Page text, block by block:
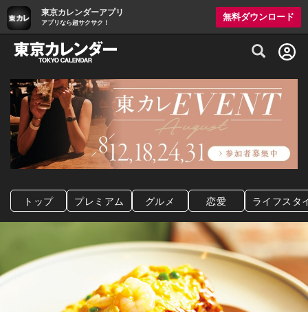
東京カレンダーアプリ
アプリなら超サクサク！
無料ダウンロード
グルメ情報・プレミアムレストラン予約
トップ プレミアム グルメ 恋愛 ライフスタ